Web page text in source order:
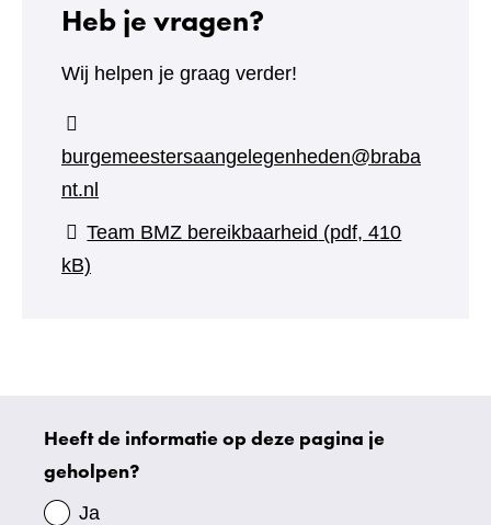
Heb je vragen?
Wij helpen je graag verder!
burgemeestersaangelegenheden@braba
nt.nl
Team BMZ bereikbaarheid (pdf, 410
kB)
Uw
gegevens
Heeft de informatie op deze pagina je
geholpen?
Ja